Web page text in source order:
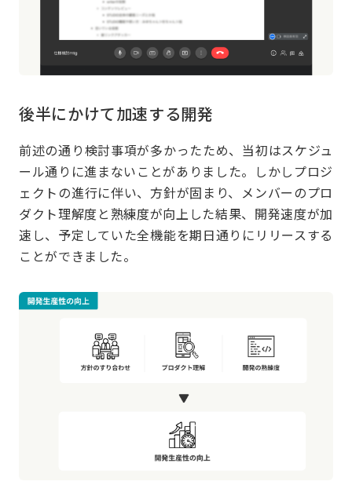
後半にかけて加速する開発
前述の通り検討事項が多かったため、当初はスケジュ
ール通りに進まないことがありました。しかしプロジ
ェクトの進行に伴い、方針が固まり、メンバーのプロ
ダクト理解度と熟練度が向上した結果、開発速度が加
速し、予定していた全機能を期日通りにリリースする
ことができました。